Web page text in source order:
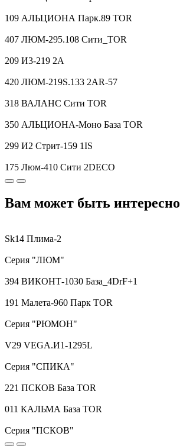
109 АЛЬЦИОНА Парк.89 TOR
407 ЛЮМ-295.108 Сити_TOR
209 И3-219 2A
420 ЛЮМ-219S.133 2AR-57
318 ВАЛАНС Сити TOR
350 АЛЬЦИОНА-Моно База TOR
299 И2 Стрит-159 1IS
175 Люм-410 Сити 2DECO
Вам может быть интересно
Sk14 Плима-2
Серия "ЛЮМ"
394 ВИКОНТ-1030 База_4DrF+1
191 Малета-960 Парк TOR
Серия "РЮМОН"
V29 VEGA.И1-1295L
Серия "СПИКА"
221 ПСКОВ База TOR
011 КАЛЬМА База TOR
Серия "ПСКОВ"